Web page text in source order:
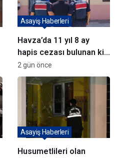
Havza’da 11 yıl 8 ay
hapis cezası bulunan kişi
yakalandı
Asayiş Haberleri
2 gün önce
Husumetlileri olan
Asayiş Haberleri